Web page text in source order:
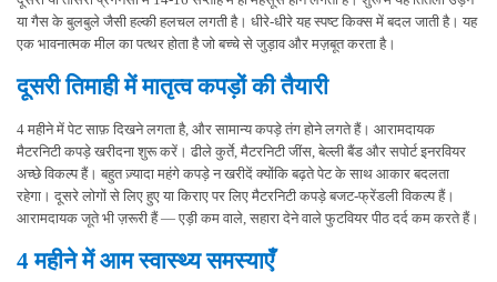
या गैस के बुलबुले जैसी हल्की हलचल लगती है। धीरे-धीरे यह स्पष्ट किक्स में बदल जाती है। यह
एक भावनात्मक मील का पत्थर होता है जो बच्चे से जुड़ाव और मज़बूत करता है।
दूसरी तिमाही में मातृत्व कपड़ों की तैयारी
4 महीने में पेट साफ़ दिखने लगता है, और सामान्य कपड़े तंग होने लगते हैं। आरामदायक
मैटरनिटी कपड़े खरीदना शुरू करें। ढीले कुर्ते, मैटरनिटी जींस, बेल्ली बैंड और सपोर्ट इनरवियर
अच्छे विकल्प हैं। बहुत ज़्यादा महंगे कपड़े न खरीदें क्योंकि बढ़ते पेट के साथ आकार बदलता
रहेगा। दूसरे लोगों से लिए हुए या किराए पर लिए मैटरनिटी कपड़े बजट-फ्रेंडली विकल्प हैं।
आरामदायक जूते भी ज़रूरी हैं — एड़ी कम वाले, सहारा देने वाले फुटवियर पीठ दर्द कम करते हैं।
4 महीने में आम स्वास्थ्य समस्याएँ